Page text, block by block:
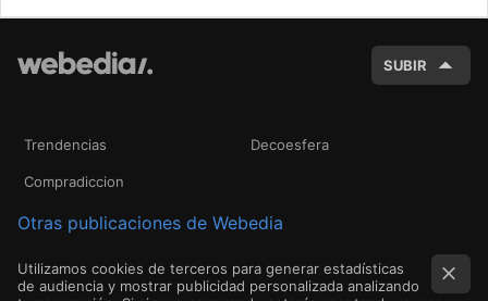
SUBIR
Trendencias Decoesfera
Compradiccion
Otras publicaciones de Webedia
Utilizamos cookies de terceros para generar estadísticas
de audiencia y mostrar publicidad personalizada analizando